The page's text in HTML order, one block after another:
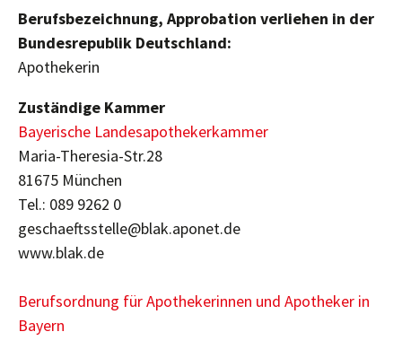
Berufsbezeichnung, Approbation verliehen in der
Bundesrepublik Deutschland:
Apothekerin
Zuständige Kammer
Bayerische Landesapothekerkammer
Maria-Theresia-Str.28
81675 München
Tel.: 089 9262 0
geschaeftsstelle@blak.aponet.de
www.blak.de
Berufsordnung für Apothekerinnen und Apotheker in
Bayern